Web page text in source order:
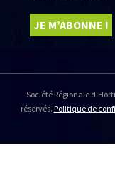
Société Régionale
réservés. Politique de